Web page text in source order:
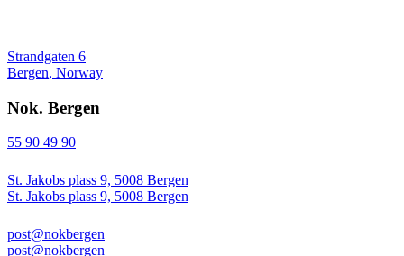
Strandgaten 6
Bergen, Norway
Nok. Bergen
55 90 49 90
St. Jakobs plass 9, 5008 Bergen
St. Jakobs plass 9, 5008 Bergen
post@nokbergen
post@nokbergen